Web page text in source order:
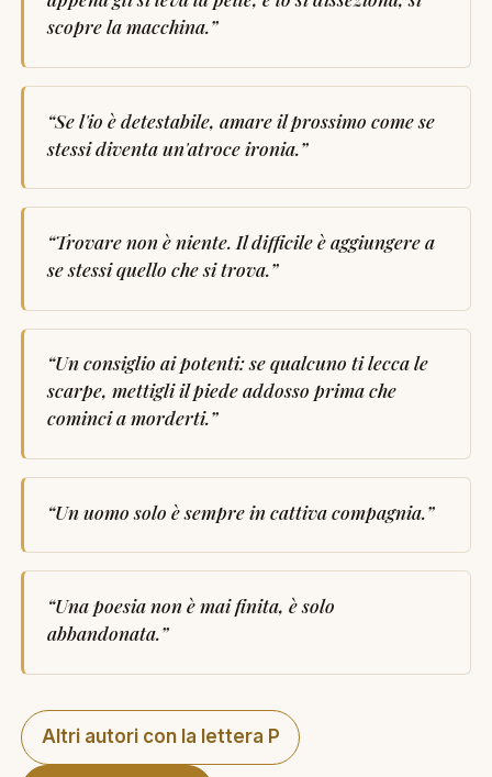
scopre la macchina.”
“Se l'io è detestabile, amare il prossimo come se
stessi diventa un'atroce ironia.”
“Trovare non è niente. Il difficile è aggiungere a
se stessi quello che si trova.”
“Un consiglio ai potenti: se qualcuno ti lecca le
scarpe, mettigli il piede addosso prima che
cominci a morderti.”
“Un uomo solo è sempre in cattiva compagnia.”
“Una poesia non è mai finita, è solo
abbandonata.”
Altri autori con la lettera P